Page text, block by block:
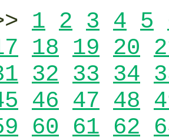
1 2 3 4 5
18 19 20
32 33 34
46 47 48
60 61 62